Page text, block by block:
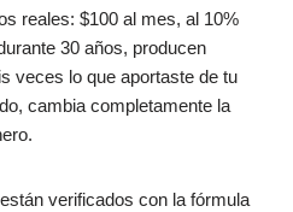
reales: $100 al mes, al 10%
30 años, producen
veces lo que aportaste de tu
cambia completamente la
verificados con la fórmula